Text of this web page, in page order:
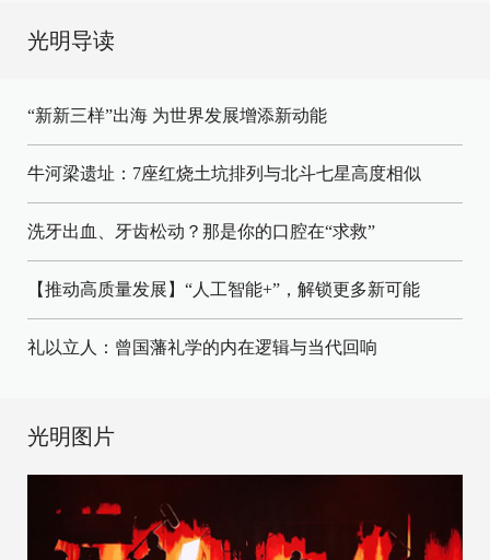
光明导读
“新新三样”出海 为世界发展增添新动能
牛河梁遗址：7座红烧土坑排列与北斗七星高度相似
洗牙出血、牙齿松动？那是你的口腔在“求救”
【推动高质量发展】“人工智能+”，解锁更多新可能
礼以立人：曾国藩礼学的内在逻辑与当代回响
光明图片